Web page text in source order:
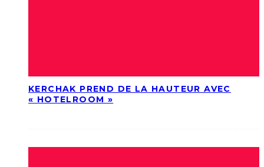
KERCHAK PREND DE LA HAUTEUR AVEC
« HOTELROOM »